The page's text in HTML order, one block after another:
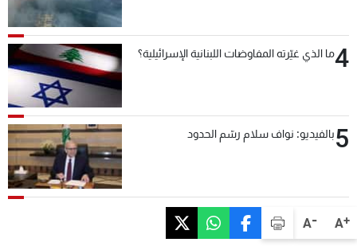
A+
A-
4ما الذي غيّرته المفاوضات اللبنانية الإسرائيلية؟
5بالفيديو: نواف سلام رسّم الحدود